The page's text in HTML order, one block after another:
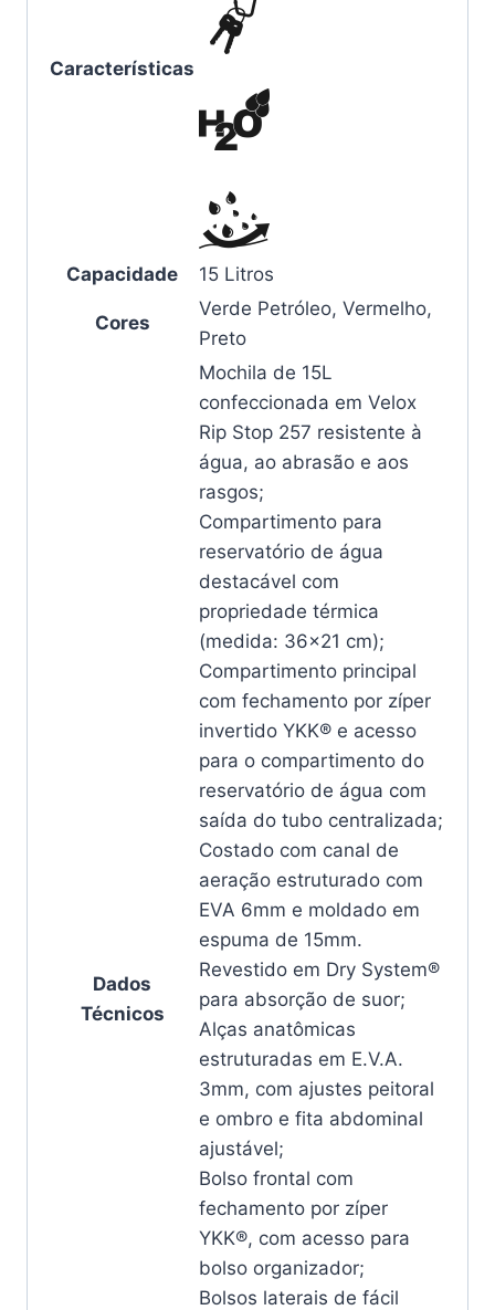
Características
Capacidade 15 Litros
Cores
Verde Petróleo, Vermelho,
Preto
Dados
Técnicos
Mochila de 15L
confeccionada em Velox
Rip Stop 257 resistente à
água, ao abrasão e aos
rasgos;
Compartimento para
reservatório de água
destacável com
propriedade térmica
(medida: 36×21 cm);
Compartimento principal
com fechamento por zíper
invertido YKK® e acesso
para o compartimento do
reservatório de água com
saída do tubo centralizada;
Costado com canal de
aeração estruturado com
EVA 6mm e moldado em
espuma de 15mm.
Revestido em Dry System®
para absorção de suor;
Alças anatômicas
estruturadas em E.V.A.
3mm, com ajustes peitoral
e ombro e fita abdominal
ajustável;
Bolso frontal com
fechamento por zíper
YKK®, com acesso para
bolso organizador;
Bolsos laterais de fácil